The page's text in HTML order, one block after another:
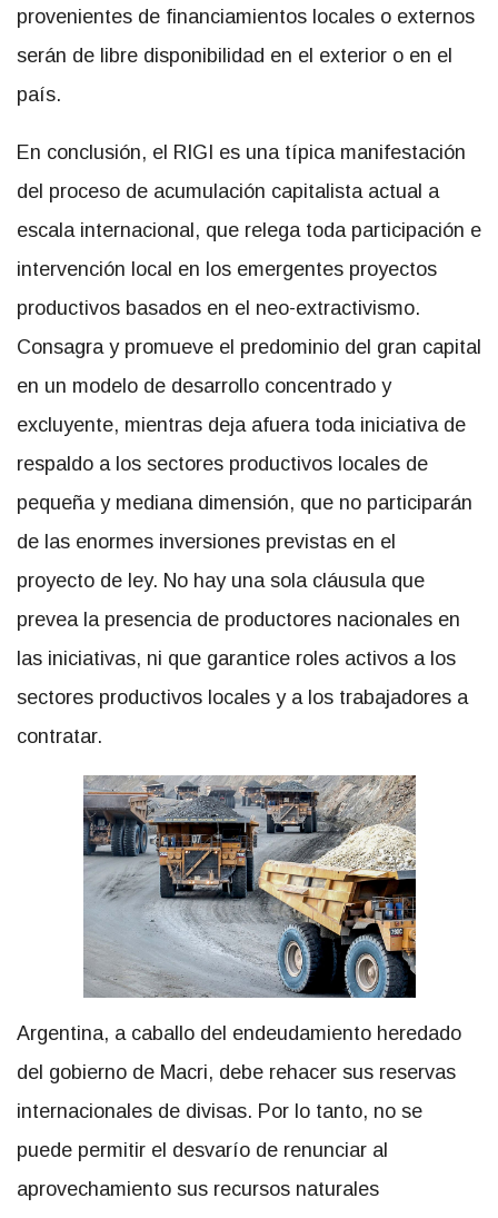
provenientes de financiamientos locales o externos
serán de libre disponibilidad en el exterior o en el
país.
En conclusión, el RIGI es una típica manifestación
del proceso de acumulación capitalista actual a
escala internacional, que relega toda participación e
intervención local en los emergentes proyectos
productivos basados en el neo-extractivismo.
Consagra y promueve el predominio del gran capital
en un modelo de desarrollo concentrado y
excluyente, mientras deja afuera toda iniciativa de
respaldo a los sectores productivos locales de
pequeña y mediana dimensión, que no participarán
de las enormes inversiones previstas en el
proyecto de ley. No hay una sola cláusula que
prevea la presencia de productores nacionales en
las iniciativas, ni que garantice roles activos a los
sectores productivos locales y a los trabajadores a
contratar.
Argentina, a caballo del endeudamiento heredado
del gobierno de Macri, debe rehacer sus reservas
internacionales de divisas. Por lo tanto, no se
puede permitir el desvarío de renunciar al
aprovechamiento sus recursos naturales